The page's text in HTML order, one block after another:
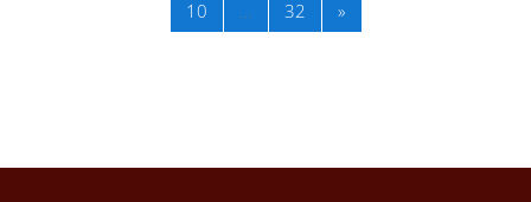
10 Страница 10
32 Страница 32
»